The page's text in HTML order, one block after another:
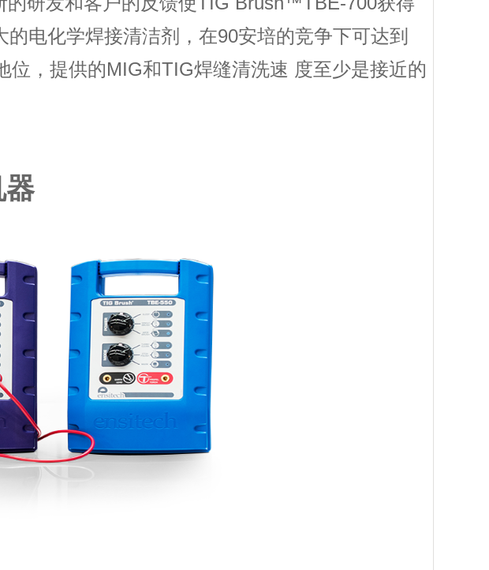
电化学焊接清洁剂，在90安培的竞争下可达到
位，提供的MIG和TIG焊缝清洗速 度至少是接近的
器